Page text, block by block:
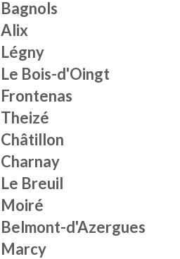
Bagnols
Alix
Légny
Le Bois-d'Oingt
Frontenas
Theizé
Châtillon
Charnay
Le Breuil
Moiré
Belmont-d'Azergues
Marcy